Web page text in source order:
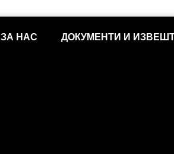
ЗА НАС ДОКУМЕНТИ И